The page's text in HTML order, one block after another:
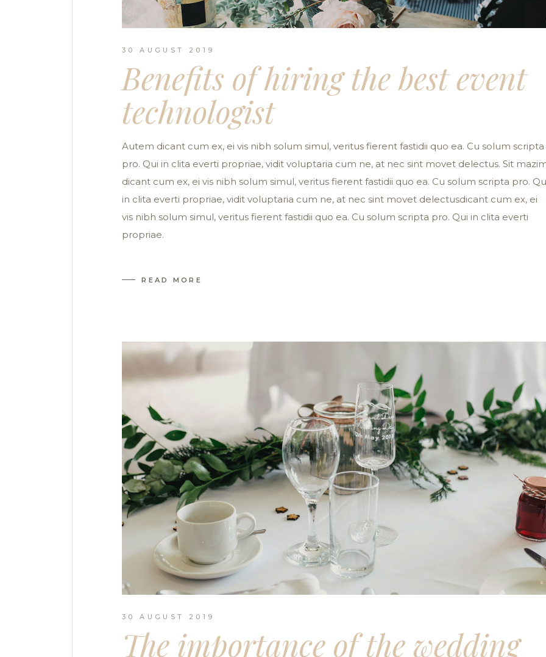
30 AUGUST 2019
Benefits of hiring the best event
technologist
Autem dicant cum ex, ei vis nibh solum simul, veritus fierent fastidii quo ea. Cu solum scripta
pro. Qui in clita everti propriae, vidit voluptaria cum ne, at nec sint movet delectus. Sit
dicant cum ex, ei vis nibh solum simul, veritus fierent fastidii quo ea. Cu solum scripta pro.
in clita everti propriae, vidit voluptaria cum ne, at nec sint movet delectusdicant cum ex, ei
vis nibh solum simul, veritus fierent fastidii quo ea. Cu solum scripta pro. Qui in clita everti
propriae.
READ MORE
30 AUGUST 2019
The importance of the wedding